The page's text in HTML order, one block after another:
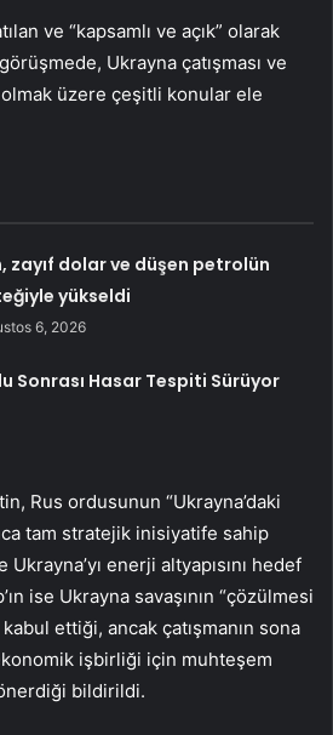
ve “kapsamlı ve açık” olarak
Ukrayna çatışması ve
olmak üzere çeşitli konular ele
zayıf dolar ve düşen petrolün
yükseldi
6, 2026
Sonrası Hasar Tespiti Sürüyor
Rus ordusunun “Ukrayna’daki
tam stratejik inisiyatife sahip
enerji altyapısını hedef
ise Ukrayna savaşının “çözülmesi
ettiği, ancak çatışmanın sona
işbirliği için muhteşem
önerdiği bildirildi.